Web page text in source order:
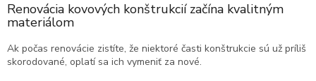
Renovácia kovových konštrukcií začína kvalitným
materiálom
Ak počas renovácie zistíte, že niektoré časti konštrukcie sú už príliš
skorodované, oplatí sa ich vymeniť za nové.